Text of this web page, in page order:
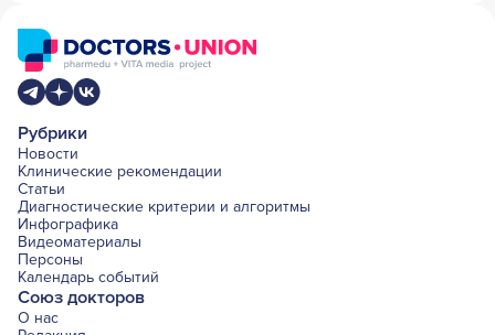
Рубрики
Новости
Клинические рекомендации
Статьи
Диагностические критерии и алгоритмы
Инфографика
Видеоматериалы
Персоны
Календарь событий
Союз докторов
О нас